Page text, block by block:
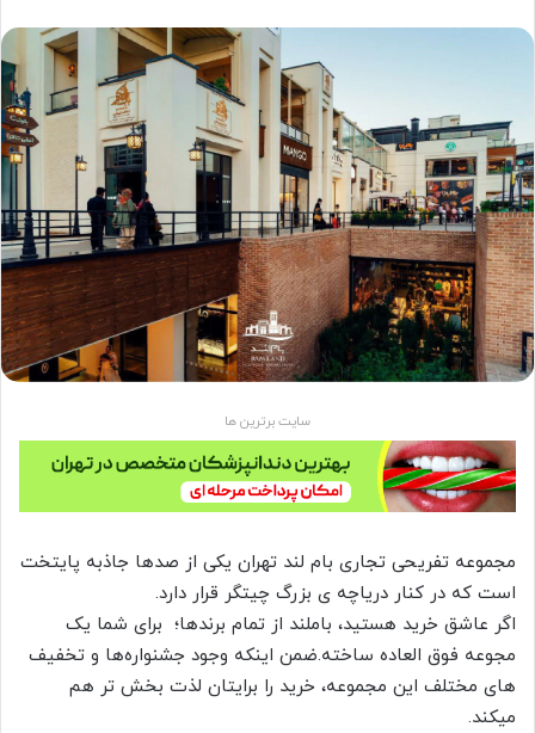
سایت برترین ها
مجموعه تفریحی تجاری بام لند تهران یکی از صدها جاذبه پایتخت
است که در کنار دریاچه ی بزرگ چیتگر قرار دارد.
اگر عاشق خرید هستید، باملند از تمام برندها؛ برای شما یک
مجوعه فوق العاده ساخته.ضمن اینکه وجود جشنواره‌ها و تخفیف
های مختلف این مجموعه، خرید را برایتان لذت بخش تر هم
میکند.